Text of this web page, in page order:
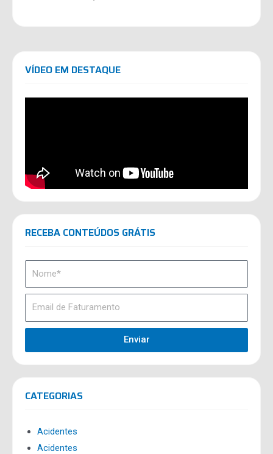
VÍDEO EM DESTAQUE
RECEBA CONTEÚDOS GRÁTIS
Enviar
CATEGORIAS
Acidentes
Acidentes